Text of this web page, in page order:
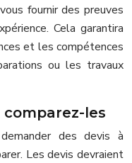
fournir des preuves
Cela garantira
et les compétences
ou les travaux
les
des devis à
Les devis devraient